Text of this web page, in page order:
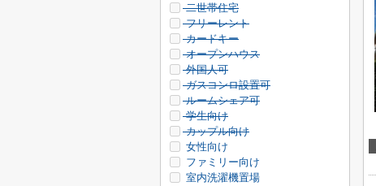
二世帯住宅
フリーレント
カードキー
オープンハウス
外国人可
ガスコンロ設置可
ルームシェア可
学生向け
カップル向け
女性向け
ファミリー向け
室内洗濯機置場